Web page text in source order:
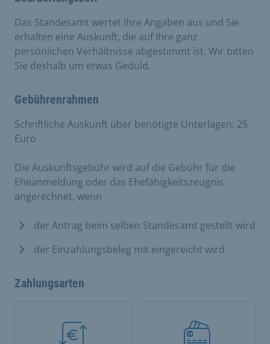
Das Standesamt wertet Ihre Angaben aus und Sie
erhalten eine Auskunft, die auf Ihre ganz
persönlichen Verhältnisse abgestimmt ist. Wir bitten
Sie deshalb um etwas Geduld.
Gebührenrahmen
Schriftliche Auskunft über benötigte Unterlagen: 25
Euro
Die Auskunftsgebühr wird auf die Gebühr für die
Eheanmeldung oder das Ehefähigkeitszeugnis
angerechnet, wenn
der Antrag beim selben Standesamt gestellt wird
der Einzahlungsbeleg mit eingereicht wird
Zahlungsarten